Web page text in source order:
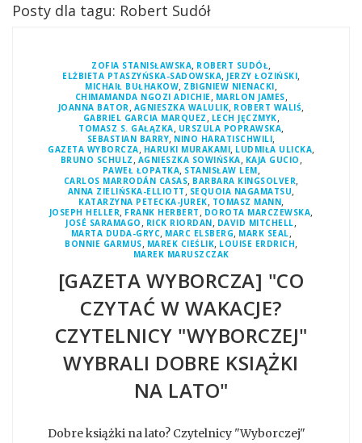
Posty dla tagu: Robert Sudół
ZOFIA STANISŁAWSKA, ROBERT SUDÓŁ,
ELŻBIETA PTASZYŃSKA-SADOWSKA, JERZY ŁOZIŃSKI,
MICHAIŁ BUŁHAKOW, ZBIGNIEW NIENACKI,
CHIMAMANDA NGOZI ADICHIE, MARLON JAMES,
JOANNA BATOR, AGNIESZKA WALULIK, ROBERT WALIŚ,
GABRIEL GARCIA MARQUEZ , LECH JĘCZMYK,
TOMASZ S. GAŁĄZKA, URSZULA POPRAWSKA,
SEBASTIAN BARRY, NINO HARATISCHWILI,
GAZETA WYBORCZA, HARUKI MURAKAMI, LUDMIŁA ULICKA,
BRUNO SCHULZ , AGNIESZKA SOWIŃSKA, KAJA GUCIO ,
PAWEŁ ŁOPATKA, STANISŁAW LEM,
CARLOS MARRODÁN CASAS, BARBARA KINGSOLVER,
ANNA ZIELIŃSKA-ELLIOTT , SEQUOIA NAGAMATSU,
KATARZYNA PETECKA-JUREK, TOMASZ MANN,
JOSEPH HELLER, FRANK HERBERT , DOROTA MARCZEWSKA,
JOSÉ SARAMAGO , RICK RIORDAN, DAVID MITCHELL,
MARTA DUDA-GRYC, MARC ELSBERG, MARK SEAL,
BONNIE GARMUS, MAREK CIEŚLIK, LOUISE ERDRICH,
MAREK MARUSZCZAK
[GAZETA WYBORCZA] "CO
CZYTAĆ W WAKACJE?
CZYTELNICY "WYBORCZEJ"
WYBRALI DOBRE KSIĄŻKI
NA LATO"
Dobre książki na lato? Czytelnicy "Wyborczej"